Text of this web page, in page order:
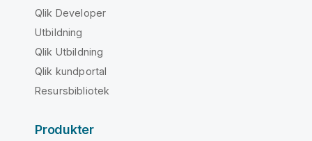
Qlik Developer
Utbildning
Qlik Utbildning
Qlik kundportal
Resursbibliotek
Produkter